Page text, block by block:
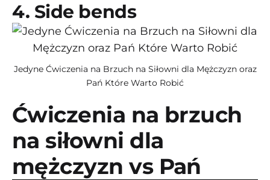
4. Side bends
Jedyne Ćwiczenia na Brzuch na Siłowni dla Mężczyzn oraz
Pań Które Warto Robić
Ćwiczenia na brzuch
na siłowni dla
mężczyzn vs Pań